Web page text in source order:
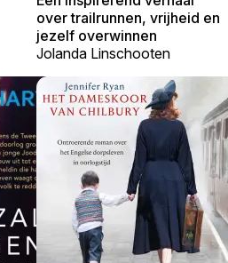
over trailrunnen, vrijheid en
jezelf overwinnen
Jolanda Linschooten